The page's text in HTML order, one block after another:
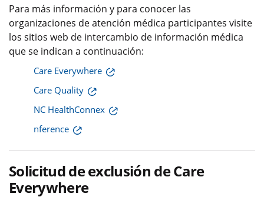
Para más información y para conocer las
organizaciones de atención médica participantes visite
los sitios web de intercambio de información médica
que se indican a continuación:
Care Everywhere
Care Quality
NC HealthConnex
nference
Solicitud de exclusión de Care
Everywhere